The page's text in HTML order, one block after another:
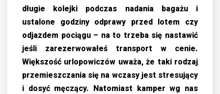
długie kolejki podczas nadania bagażu i
ustalone godziny odprawy przed lotem czy
odjazdem pociągu – na to trzeba się nastawić
jeśli zarezerwowałeś transport w cenie.
Większość urlopowiczów uważa, że taki rodzaj
przemieszczania się na wczasy jest stresujący
i dosyć męczący. Natomiast kamper wg nas